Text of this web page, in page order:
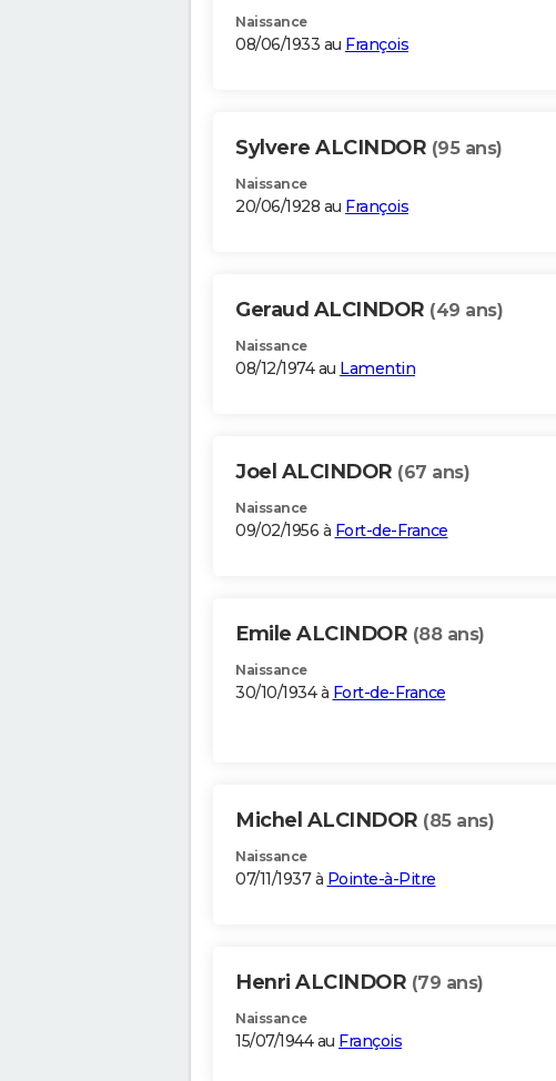
Naissance
08/06/1933 au François
Sylvere ALCINDOR (95 ans)
Naissance
20/06/1928 au François
Geraud ALCINDOR (49 ans)
Naissance
08/12/1974 au Lamentin
Joel ALCINDOR (67 ans)
Naissance
09/02/1956 à Fort-de-France
Emile ALCINDOR (88 ans)
Naissance
30/10/1934 à Fort-de-France
Michel ALCINDOR (85 ans)
Naissance
07/11/1937 à Pointe-à-Pitre
Henri ALCINDOR (79 ans)
Naissance
15/07/1944 au François